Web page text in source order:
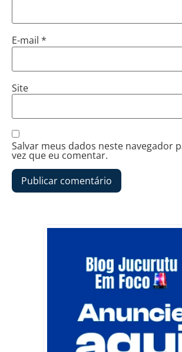
E-mail *
Site
Salvar meus dados neste navegador
vez que eu comentar.